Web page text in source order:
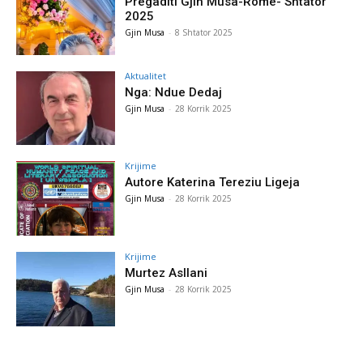
2025
Gjin Musa - 8 Shtator 2025
Aktualitet
Nga: Ndue Dedaj
Gjin Musa - 28 Korrik 2025
Krijime
Autore Katerina Tereziu Ligeja
Gjin Musa - 28 Korrik 2025
Krijime
Murtez Asllani
Gjin Musa - 28 Korrik 2025